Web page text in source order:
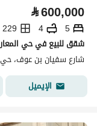
⃁600,000
5
4
229 م2
شقق للبيع في حي
شارع سفيان بن عوف،
الإيميل